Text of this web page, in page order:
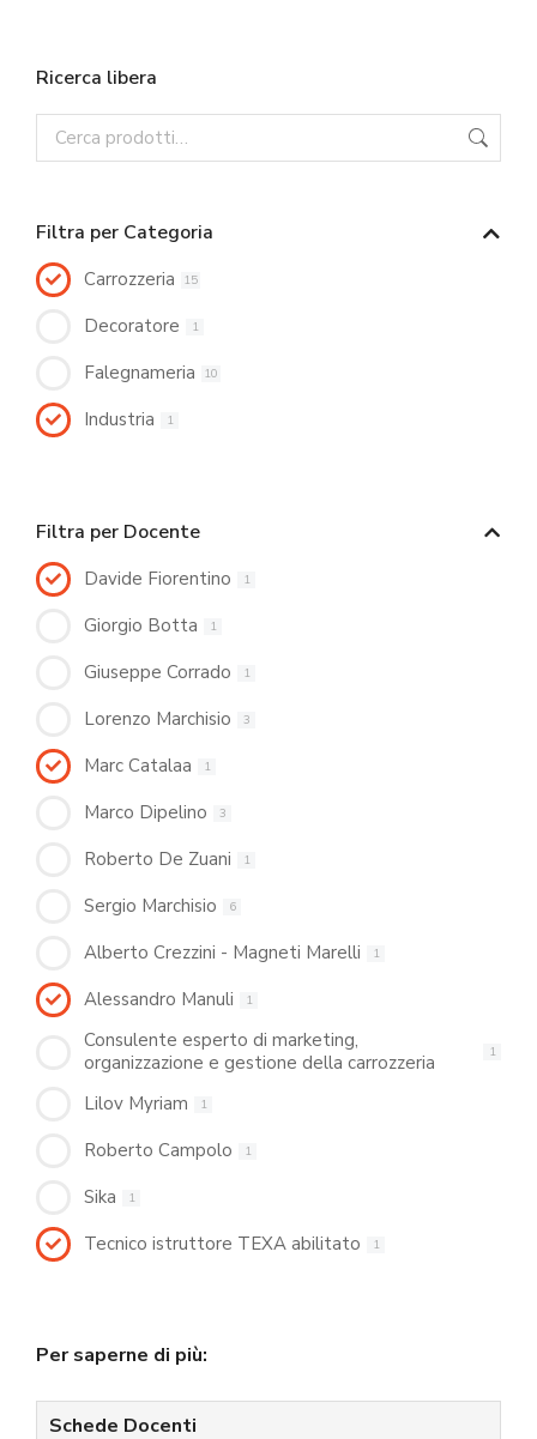
Ricerca libera
Filtra per Categoria
Carrozzeria 15
Decoratore 1
Falegnameria 10
Industria 1
Filtra per Docente
Davide Fiorentino 1
Giorgio Botta 1
Giuseppe Corrado 1
Lorenzo Marchisio 3
Marc Catalaa 1
Marco Dipelino 3
Roberto De Zuani 1
Sergio Marchisio 6
Alberto Crezzini - Magneti Marelli 1
Alessandro Manuli 1
Consulente esperto di marketing,
organizzazione e gestione della carrozzeria
1
Lilov Myriam 1
Roberto Campolo 1
Sika 1
Tecnico istruttore TEXA abilitato 1
Per saperne di più:
Schede Docenti